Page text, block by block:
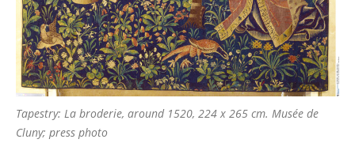
Tapestry: La broderie, around 1520, 224 x 265 cm. Musée de
Cluny; press photo